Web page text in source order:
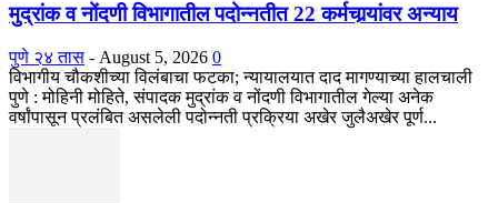
मुद्रांक व नोंदणी विभागातील पदोन्नतीत 22 कर्मचार्‍यांवर अन्याय
पुणे २४ तास - August 5, 2026 0
विभागीय चौकशीच्या विलंबाचा फटका; न्यायालयात दाद मागण्याच्या हालचाली
पुणे : मोहिनी मोहिते, संपादक मुद्रांक व नोंदणी विभागातील गेल्या अनेक
वर्षांपासून प्रलंबित असलेली पदोन्नती प्रक्रिया अखेर जुलैअखेर पूर्ण...